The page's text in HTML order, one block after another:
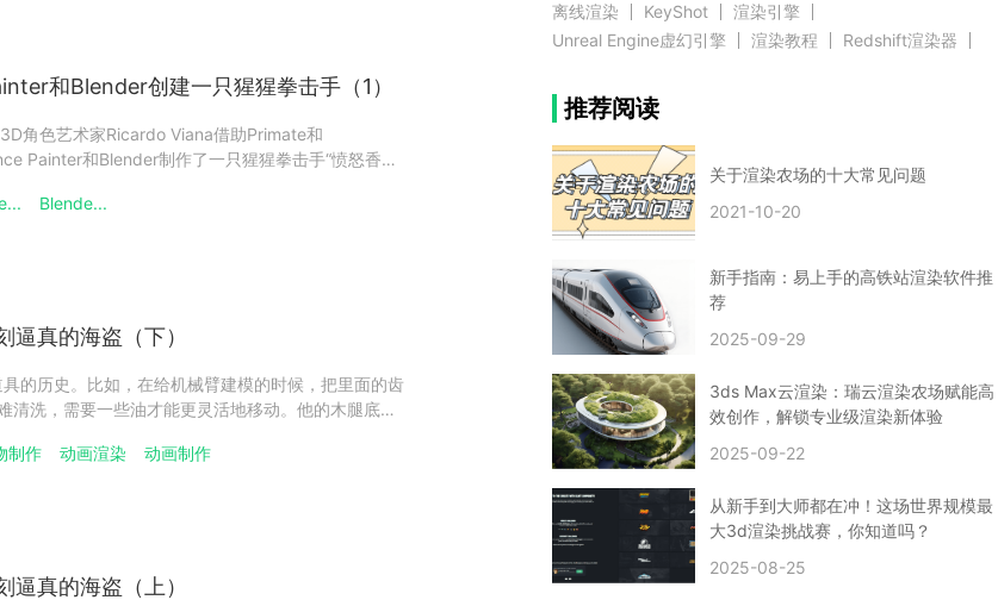
和Blender创建一只猩猩拳击手（1）
角色艺术家Ricardo Viana借助Primate和
Painter和Blender制作了一只猩猩拳击手“愤怒香
Blende...
逼真的海盗（下）
的历史。比如，在给机械臂建模的时候，把里面的齿
清洗，需要一些油才能更灵活地移动。他的木腿底部
。她还使皮革的边缘更加
制作 动画渲染 动画制作
逼真的海盗（上）
离线渲染
KeyShot
渲染引擎
Unreal Engine虚幻引擎
渲染教程
Redshift渲染器
推荐阅读
3D模型教程
云渲染农场使用教程
渲染图黑色
云渲染农场价格
建筑效果图渲染
渲染速度慢
贴图教程
CG角色制作心得
动画渲染 在线渲染
渲染技巧
雕刻3D模型
Blender云端渲染
maya渲染 CG动画
动画制作
Blender
CG渲染 渲染农场
3dmax云端渲染
渲染图
CG原画
clarisse教程
拟真人物制作 实时渲染
视觉效果
视觉特效
特效 VRay制作案例
VFX案例
手动渲染农场
云渲染小课堂
CPU渲染
Arnold案例
vr渲染器
效果图渲染 免费云渲染
Autodesk
2D转3D
SU渲染 圣诞短片
风暴幽灵船
云渲染大咖专访
CG电影云渲染案例
Houdini建模案例
推荐阅读
关于渲染农场的十大常见问题
2021-10-20
新手指南：易上手的高铁站渲染软件推
荐
2025-09-29
3ds Max云渲染：瑞云渲染农场赋能高
效创作，解锁专业级渲染新体验
2025-09-22
从新手到大师都在冲！这场世界规模最
大3d渲染挑战赛，你知道吗？
2025-08-25